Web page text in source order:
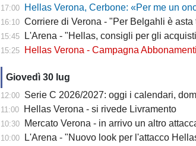
17:00 Hellas Verona, Cerbone: «Per me un onore
16:10 Corriere di Verona - "Per Belgahli è asta tra OM, Inter e
15:45 L'Arena - "Hellas, consigli per gli acquisti:
15:25 Hellas Verona - Campagna Abbonamenti 2026/2027:
Giovedì 30 lug
12:00 Serie C 2026/2027: oggi i calendari, domani la
11:00 Hellas Verona - si rivede Livramento
10:30 Mercato Verona - in arrivo un altro attaccante, si
10:00 L'Arena - "Nuovo look per l'attacco Hellas,